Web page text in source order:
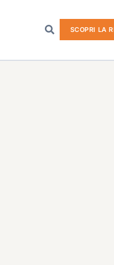
SCOPRI LA